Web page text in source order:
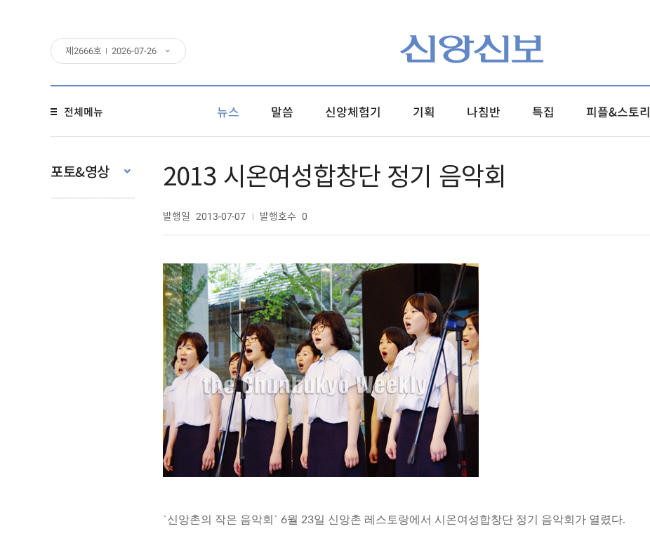
제 2666호 2026-07-26
전체메뉴 뉴스 말씀 신앙체험기 기획 나침반 특집 피플&스토리
포토&영상 2013 시온여성합창단 정기 음악회
발행일 2013-07-07 발행호수 0
`신앙촌의 작은 음악회` 6월 23일 신앙촌 레스토랑에서 시온여성합창단 정기 음악회가 열렸다.